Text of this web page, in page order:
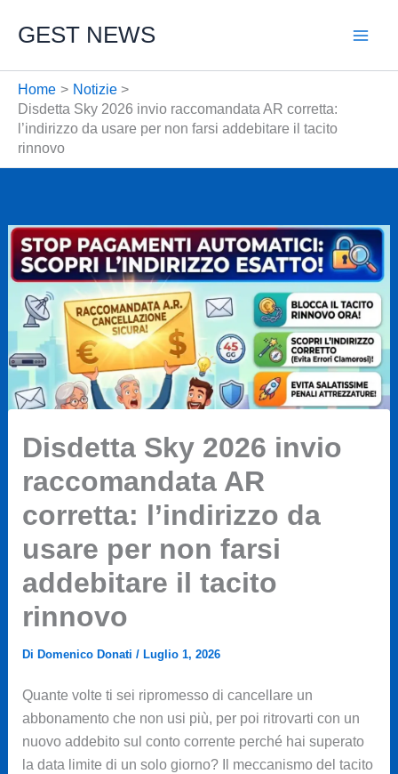
GEST NEWS
Home
Notizie
Disdetta Sky 2026 invio raccomandata AR corretta:
l’indirizzo da usare per non farsi addebitare il tacito
rinnovo
Disdetta Sky 2026 invio
raccomandata AR
corretta: l’indirizzo da
usare per non farsi
addebitare il tacito
rinnovo
Di Domenico Donati / Luglio 1, 2026
Quante volte ti sei ripromesso di cancellare un
abbonamento che non usi più, per poi ritrovarti con un
nuovo addebito sul conto corrente perché hai superato
la data limite di un solo giorno? Il meccanismo del tacito